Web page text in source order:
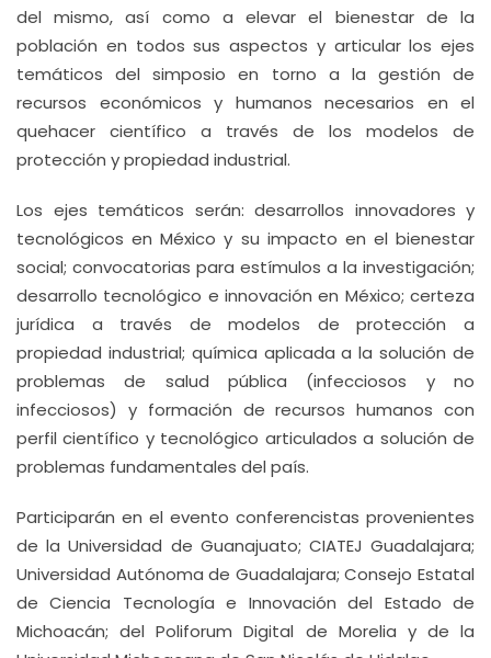
del mismo, así como a elevar el bienestar de la
población en todos sus aspectos y articular los ejes
temáticos del simposio en torno a la gestión de
recursos económicos y humanos necesarios en el
quehacer científico a través de los modelos de
protección y propiedad industrial.
Los ejes temáticos serán: desarrollos innovadores y
tecnológicos en México y su impacto en el bienestar
social; convocatorias para estímulos a la investigación;
desarrollo tecnológico e innovación en México; certeza
jurídica a través de modelos de protección a
propiedad industrial; química aplicada a la solución de
problemas de salud pública (infecciosos y no
infecciosos) y formación de recursos humanos con
perfil científico y tecnológico articulados a solución de
problemas fundamentales del país.
Participarán en el evento conferencistas provenientes
de la Universidad de Guanajuato; CIATEJ Guadalajara;
Universidad Autónoma de Guadalajara; Consejo Estatal
de Ciencia Tecnología e Innovación del Estado de
Michoacán; del Poliforum Digital de Morelia y de la